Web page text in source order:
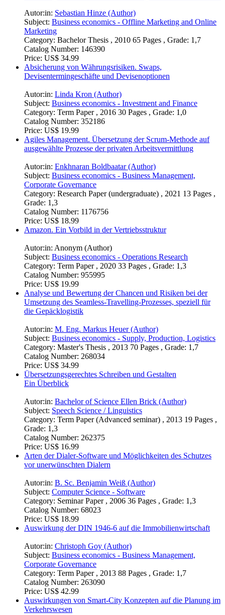
Autor:in: Sebastian Hinze (Author)
Subject: Business economics - Offline Marketing and Online
Marketing
Category: Bachelor Thesis , 2010 65 Pages , Grade: 1,7
Catalog Number: 146390
Price: US$ 34.99
Absicherung von Währungsrisiken. Swaps,
Devisentermingeschäfte und Devisenoptionen
Autor:in: Linda Kron (Author)
Subject: Business economics - Investment and Finance
Category: Term Paper , 2016 30 Pages , Grade: 1,0
Catalog Number: 352186
Price: US$ 19.99
Agiles Management. Übersetzung der Scrum-Methode auf
ausgewählte Prozesse der privaten Arbeitsvermittlung
Autor:in: Enkhnaran Boldbaatar (Author)
Subject: Business economics - Business Management,
Corporate Governance
Category: Research Paper (undergraduate) , 2021 13 Pages ,
Grade: 1,3
Catalog Number: 1176756
Price: US$ 18.99
Amazon. Ein Vorbild in der Vertriebsstruktur
Autor:in: Anonym (Author)
Subject: Business economics - Operations Research
Category: Term Paper , 2020 33 Pages , Grade: 1,3
Catalog Number: 955995
Price: US$ 19.99
Analyse und Bewertung der Chancen und Risiken bei der
Umsetzung des Seamless-Travelling-Prozesses, speziell für
die Gepäcklogistik
Autor:in: M. Eng. Markus Heuer (Author)
Subject: Business economics - Supply, Production, Logistics
Category: Master's Thesis , 2013 70 Pages , Grade: 1,7
Catalog Number: 268034
Price: US$ 34.99
Übersetzungsgerechtes Schreiben und Gestalten
Ein Überblick
Autor:in: Bachelor of Science Ellen Brick (Author)
Subject: Speech Science / Linguistics
Category: Term Paper (Advanced seminar) , 2013 19 Pages ,
Grade: 1,3
Catalog Number: 262375
Price: US$ 16.99
Arten der Dialer-Software und Möglichkeiten des Schutzes
vor unerwünschten Dialern
Autor:in: B. Sc. Benjamin Weiß (Author)
Subject: Computer Science - Software
Category: Seminar Paper , 2006 36 Pages , Grade: 1,3
Catalog Number: 68023
Price: US$ 18.99
Auswirkung der DIN 1946-6 auf die Immobilienwirtschaft
Autor:in: Christoph Goy (Author)
Subject: Business economics - Business Management,
Corporate Governance
Category: Term Paper , 2013 88 Pages , Grade: 1,7
Catalog Number: 263090
Price: US$ 42.99
Auswirkungen von Smart-City Konzepten auf die Planung im
Verkehrswesen